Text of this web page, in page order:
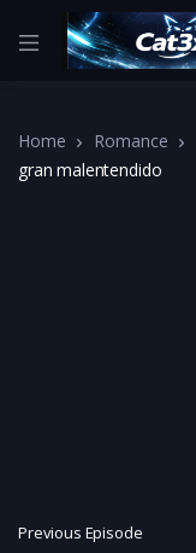
Home Romance
gran malentendido
Previous Episode